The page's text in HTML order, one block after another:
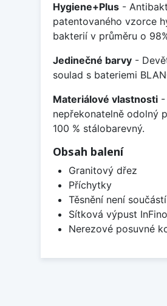
Hygiene+Plus -
patentovaného vzorce
bakterií v průměru o
Jedinečné barvy -
soulad s bateriemi
Materiálové vlastnosti -
nepřekonatelně odolný
100 % stálobarevný.
Obsah balení
Granitový dřez
Příchytky
Těsnění není
Sítková výpust
Nerezové posuvné